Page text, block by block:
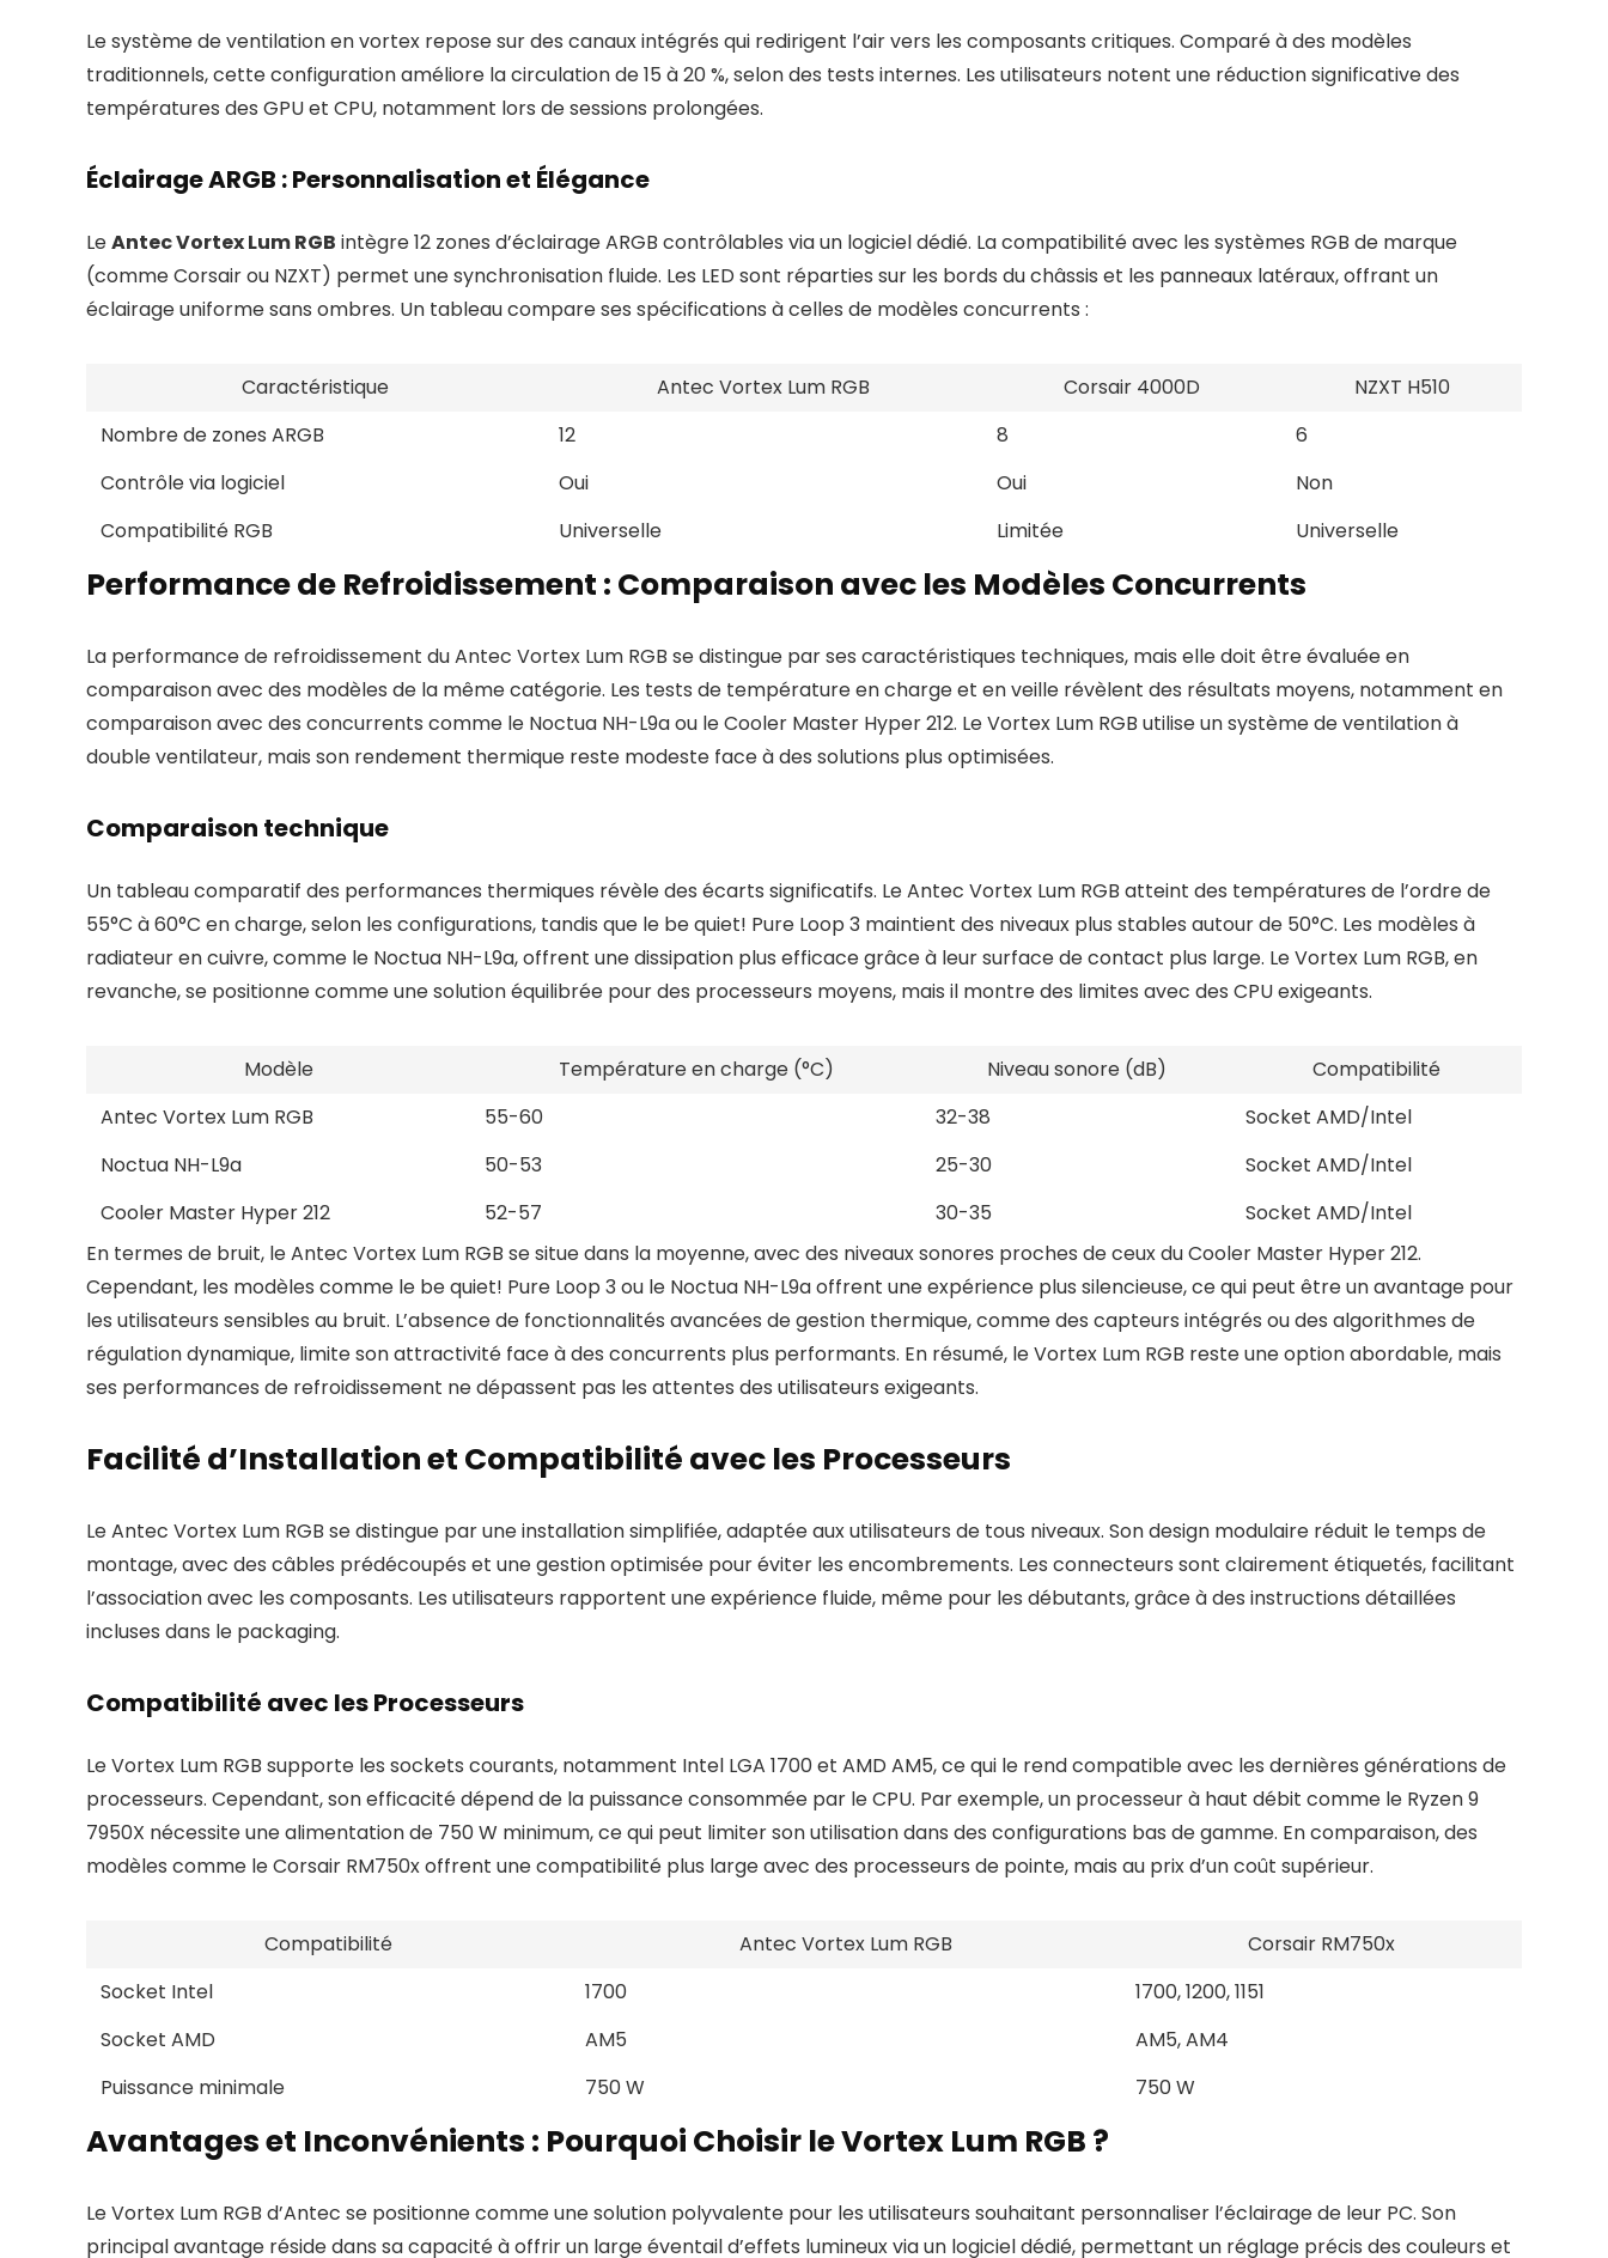
Le système de ventilation en vortex repose sur des canaux intégrés qui redirigent l’air vers les composants critiques. Comparé à des modèles
traditionnels, cette configuration améliore la circulation de 15 à 20 %, selon des tests internes. Les utilisateurs notent une réduction significative des
températures des GPU et CPU, notamment lors de sessions prolongées.
Éclairage ARGB : Personnalisation et Élégance
LeAntec Vortex Lum RGB intègre 12 zones d’éclairage ARGB contrôlables via un logiciel dédié. La compatibilité avec les systèmes RGB de marque
(comme Corsair ou NZXT) permet une synchronisation fluide. Les LED sont réparties sur les bords du châssis et les panneaux latéraux, offrant un
éclairage uniforme sans ombres. Un tableau compare ses spécifications à celles de modèles concurrents :
Caractéristique Antec Vortex Lum RGB Corsair 4000D
NZXT H510
Nombre de zones ARGB
12 8
6
Contrôle via logiciel
Oui Oui
Non
Compatibilité RGB
Universelle Limitée Universelle
Performance de Refroidissement : Comparaison avec les Modèles Concurrents
La performance de refroidissement du Antec Vortex Lum RGB se distingue par ses caractéristiques techniques, mais elle doit être évaluée en
comparaison avec des modèles de la même catégorie. Les tests de température en charge et en veille révèlent des résultats moyens, notamment en
comparaison avec des concurrents comme le Noctua NH-L9a ou le Cooler Master Hyper 212. Le Vortex Lum RGB utilise un système de ventilation à
double ventilateur, mais son rendement thermique reste modeste face à des solutions plus optimisées.
Comparaison technique
Un tableau comparatif des performances thermiques révèle des écarts significatifs. Le Antec Vortex Lum RGB atteint des températures de l’ordre de
55°C à 60°C en charge, selon les configurations, tandis que le be quiet! Pure Loop 3 maintient des niveaux plus stables autour de 50°C. Les modèles à
radiateur en cuivre, comme le Noctua NH-L9a, offrent une dissipation plus efficace grâce à leur surface de contact plus large. Le Vortex Lum RGB, en
revanche, se positionne comme une solution équilibrée pour des processeurs moyens, mais il montre des limites avec des CPU exigeants.
Modèle Température en charge (°C) Niveau sonore (dB)
Compatibilité
Antec Vortex Lum RGB
55-60 32-38
Socket AMD/Intel
Noctua NH-L9a
50-53 25-30
Socket AMD/Intel
Cooler Master Hyper 212
52-57 30-35
Socket AMD/Intel
En termes de bruit, le Antec Vortex Lum RGB se situe dans la moyenne, avec des niveaux sonores proches de ceux du Cooler Master Hyper 212.
Cependant, les modèles comme le be quiet! Pure Loop 3 ou le Noctua NH-L9a offrent une expérience plus silencieuse, ce qui peut être un avantage pour
les utilisateurs sensibles au bruit. L’absence de fonctionnalités avancées de gestion thermique, comme des capteurs intégrés ou des algorithmes de
régulation dynamique, limite son attractivité face à des concurrents plus performants. En résumé, le Vortex Lum RGB reste une option abordable, mais
ses performances de refroidissement ne dépassent pas les attentes des utilisateurs exigeants.
Facilité d’Installation et Compatibilité avec les Processeurs
Le Antec Vortex Lum RGB se distingue par une installation simplifiée, adaptée aux utilisateurs de tous niveaux. Son design modulaire réduit le temps de
montage, avec des câbles prédécoupés et une gestion optimisée pour éviter les encombrements. Les connecteurs sont clairement étiquetés, facilitant
l’association avec les composants. Les utilisateurs rapportent une expérience fluide, même pour les débutants, grâce à des instructions détaillées
incluses dans le packaging.
Compatibilité avec les Processeurs
Le Vortex Lum RGB supporte les sockets courants, notamment Intel LGA 1700 et AMD AM5, ce qui le rend compatible avec les dernières générations de
processeurs. Cependant, son efficacité dépend de la puissance consommée par le CPU. Par exemple, un processeur à haut débit comme le Ryzen 9
7950X nécessite une alimentation de 750 W minimum, ce qui peut limiter son utilisation dans des configurations bas de gamme. En comparaison, des
modèles comme le Corsair RM750x offrent une compatibilité plus large avec des processeurs de pointe, mais au prix d’un coût supérieur.
Compatibilité Antec Vortex Lum RGB
Corsair RM750x
Socket Intel
1700
1700, 1200, 1151
Socket AMD
AM5
AM5, AM4
Puissance minimale
750 W 750 W
Avantages et Inconvénients : Pourquoi Choisir le Vortex Lum RGB ?
Le Vortex Lum RGB d’Antec se positionne comme une solution polyvalente pour les utilisateurs souhaitant personnaliser l’éclairage de leur PC. Son
principal avantage réside dans sa capacité à offrir un large éventail d’effets lumineux via un logiciel dédié, permettant un réglage précis des couleurs et